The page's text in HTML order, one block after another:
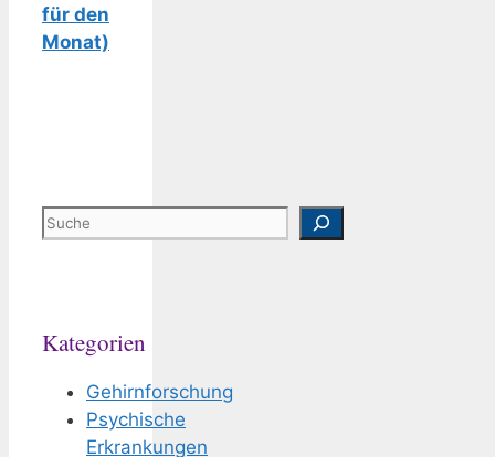
für den
Monat)
Suchen
Kategorien
Gehirnforschung
Psychische
Erkrankungen